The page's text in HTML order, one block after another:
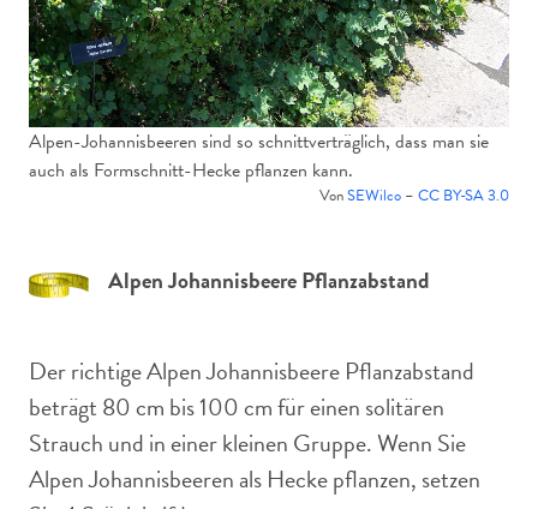
Alpen-Johannisbeeren sind so schnittverträglich, dass man sie
auch als Formschnitt-Hecke pflanzen kann.
VonSEWilco – CC BY-SA 3.0
Alpen Johannisbeere Pflanzabstand
Der richtige Alpen Johannisbeere Pflanzabstand
beträgt 80 cm bis 100 cm für einen solitären
Strauch und in einer kleinen Gruppe. Wenn Sie
Alpen Johannisbeeren als Hecke pflanzen, setzen